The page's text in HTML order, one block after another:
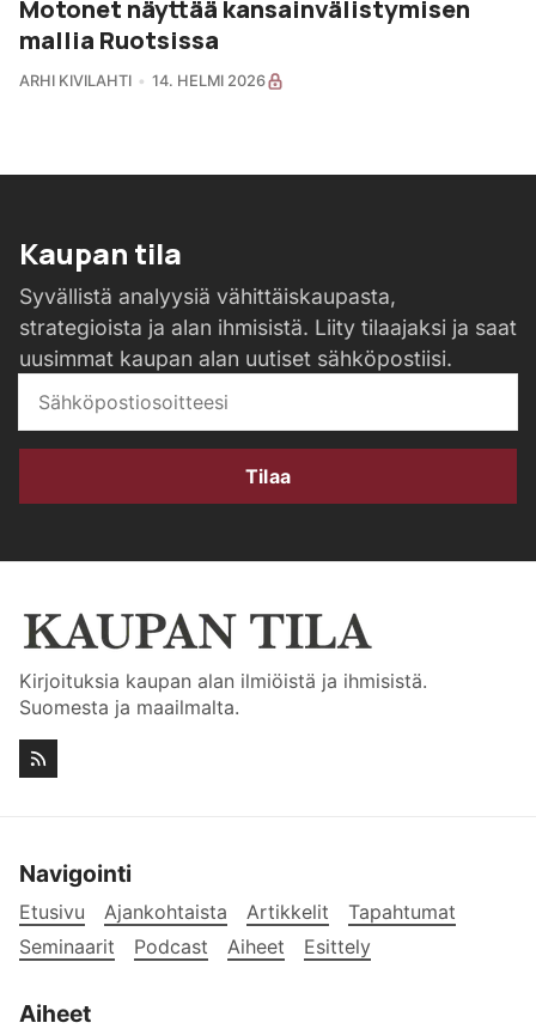
Motonet näyttää kansainvälistymisen
mallia Ruotsissa
ARHI KIVILAHTI 14. HELMI 2026
Kaupan tila
Syvällistä analyysiä vähittäiskaupasta,
strategioista ja alan ihmisistä. Liity tilaajaksi ja saat
uusimmat kaupan alan uutiset sähköpostiisi.
Tilaa
Kirjoituksia kaupan alan ilmiöistä ja ihmisistä.
Suomesta ja maailmalta.
Navigointi
Etusivu Ajankohtaista Artikkelit
Tapahtumat
Seminaarit
Podcast Aiheet Esittely
Aiheet